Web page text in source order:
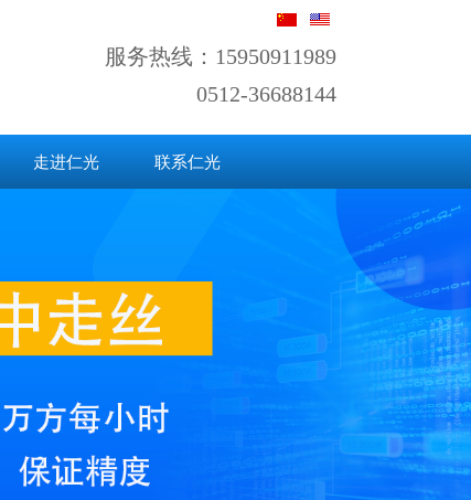
服务热线：15950911989
0512-36688144
走进仁光 联系仁光